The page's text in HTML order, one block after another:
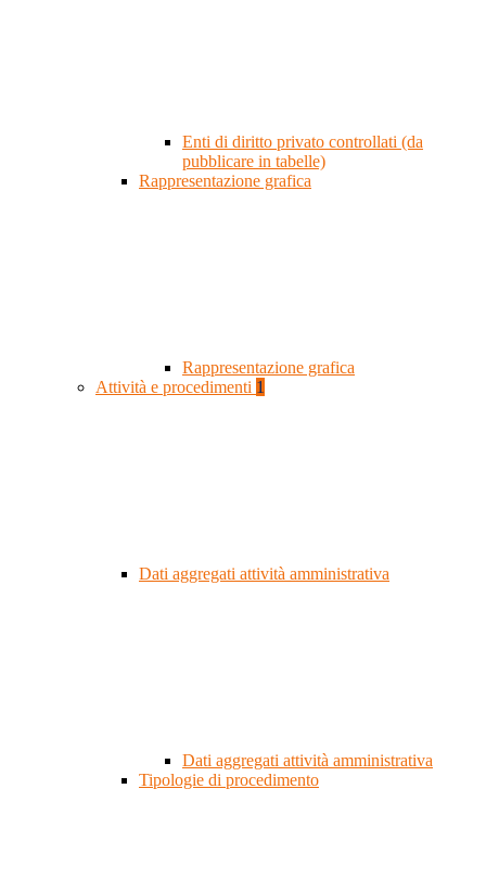
Enti di diritto privato controllati (da
pubblicare in tabelle)
Rappresentazione grafica
Rappresentazione grafica
Attività e procedimenti 1
Dati aggregati attività amministrativa
Dati aggregati attività amministrativa
Tipologie di procedimento